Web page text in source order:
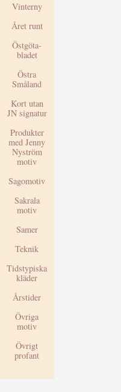
Vinterny
Året runt
Östgöta-
bladet
Östra
Småland
Kort utan
JN signatur
Produkter
med Jenny
Nyström
motiv
Sagomotiv
Sakrala
motiv
Samer
Teknik
Tidstypiska
kläder
Årstider
Övriga
motiv
Övrigt
profant